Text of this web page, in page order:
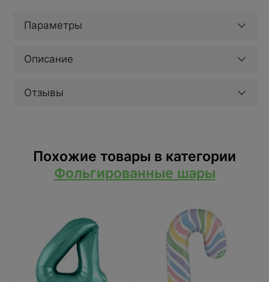
Параметры
Описание
Отзывы
Похожие товары в категории
Фольгированные шары